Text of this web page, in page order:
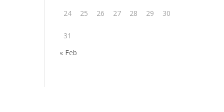
24 25 26 27 28 29 30
31
« Feb